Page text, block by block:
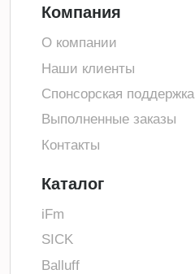
Компания
О компании
Наши клиенты
Спонсорская поддержка
Выполненные заказы
Контакты
Каталог
iFm
SICK
Balluff